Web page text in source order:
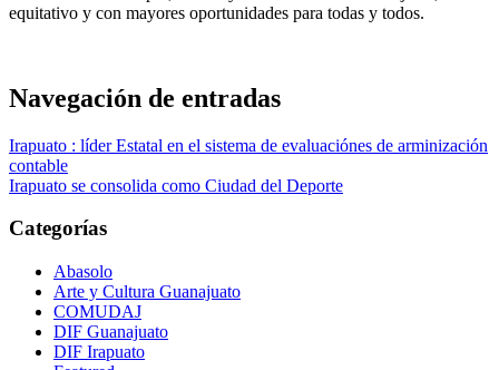
equitativo y con mayores oportunidades para todas y todos.
Navegación de entradas
Irapuato : líder Estatal en el sistema de evaluaciónes de arminización
contable
Irapuato se consolida como Ciudad del Deporte
Categorías
Abasolo
Arte y Cultura Guanajuato
COMUDAJ
DIF Guanajuato
DIF Irapuato